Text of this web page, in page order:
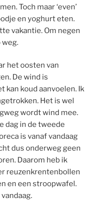
Toch maar ‘even’
en yoghurt eten.
vakantie. Om negen
weg.
het oosten van
De wind is
kan koud aanvoelen. Ik
Het is wel
wordt wind mee.
dag in de tweede
is vanaf vandaag
dus onderweg geen
Daarom heb ik
reuzenkrentenbollen
en een stroopwafel.